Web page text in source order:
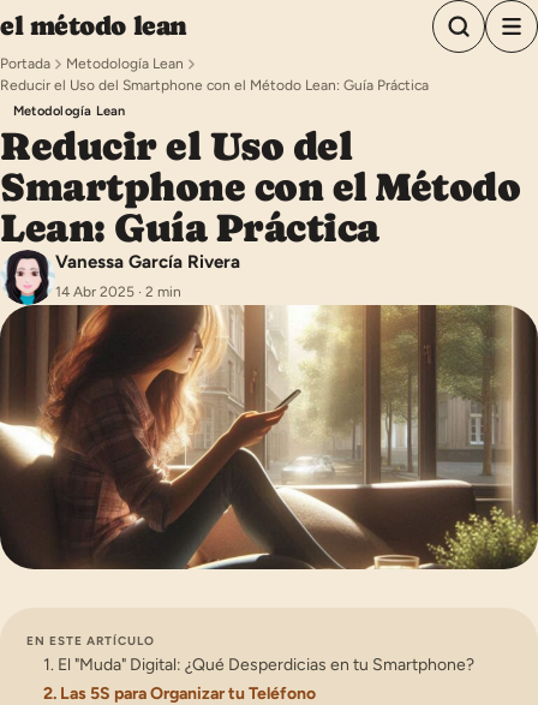
Saltar al contenido
el método lean
Portada
Metodología Lean
Reducir el Uso del Smartphone con el Método Lean: Guía Práctica
Metodología Lean
Reducir el Uso del
Smartphone con el Método
Lean: Guía Práctica
Vanessa García Rivera
14 Abr 2025 · 2 min
EN ESTE ARTÍCULO
1. El "Muda" Digital: ¿Qué Desperdicias en tu Smartphone?
2. Las 5S para Organizar tu Teléfono